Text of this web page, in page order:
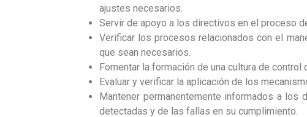
ajustes necesarios.
Servir de apoyo a los directivos en el proceso
Verificar los procesos relacionados con el
que sean necesarios.
Fomentar la formación de una cultura de
Evaluar y verificar la aplicación de los
Mantener permanentemente informados a
detectadas y de las fallas en su cumplimiento.